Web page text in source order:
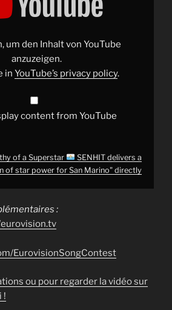
um den Inhalt von YouTube
anzuzeigen.
in YouTube’s privacy policy.
content from YouTube
of a Superstar
SENHIT delivers a
of star power for San Marino" directly
:
EurovisionSongContest
ou pour regarder la vidéo sur
!